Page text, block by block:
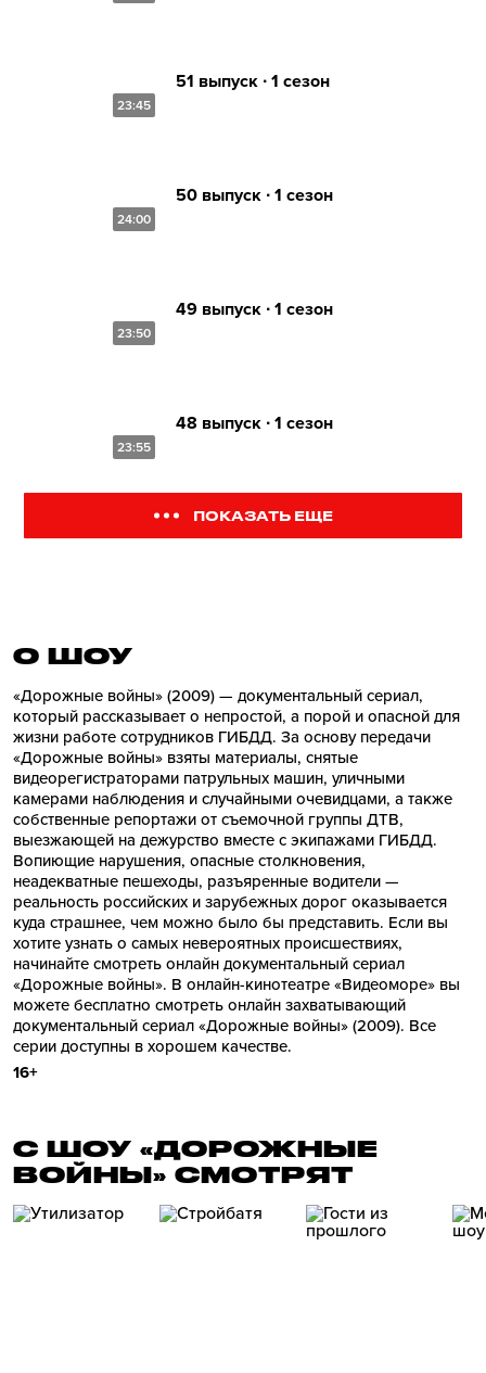
23:45
51 выпуск ∙ 1 сезон
24:00
50 выпуск ∙ 1 сезон
23:50
49 выпуск ∙ 1 сезон
23:55
48 выпуск ∙ 1 сезон
ПОКАЗАТЬ ЕЩЕ
О ШОУ
«Дорожные войны» (2009) — документальный сериал,
который рассказывает о непростой, а порой и опасной для
жизни работе сотрудников ГИБДД. За основу передачи
«Дорожные войны» взяты материалы, снятые
видеорегистраторами патрульных машин, уличными
камерами наблюдения и случайными очевидцами, а также
собственные репортажи от съемочной группы ДТВ,
выезжающей на дежурство вместе с экипажами ГИБДД.
Вопиющие нарушения, опасные столкновения,
неадекватные пешеходы, разъяренные водители —
реальность российских и зарубежных дорог оказывается
куда страшнее, чем можно было бы представить. Если вы
хотите узнать о самых невероятных происшествиях,
начинайте смотреть онлайн документальный сериал
«Дорожные войны». В онлайн-кинотеатре «Видеоморе» вы
можете бесплатно смотреть онлайн захватывающий
документальный сериал «Дорожные войны» (2009). Все
серии доступны в хорошем качестве.
16+
С ШОУ «ДОРОЖНЫЕ
ВОЙНЫ» СМОТРЯТ